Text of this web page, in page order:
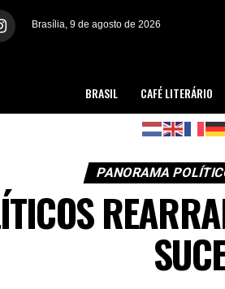
Brasília, 9 de agosto de 2026
BRASIL CAFÉ LITERÁRIO
PANORAMA